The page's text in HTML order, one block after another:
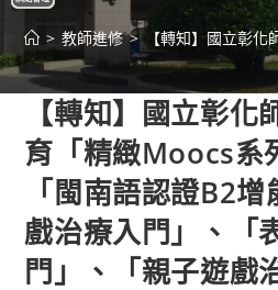
> 教師進修 > 【轉知】國立彰
【轉知】國立彰
育「精緻Moocs系
「閩南語認證B2
戲治療入門」、「
門」、「親子遊戲